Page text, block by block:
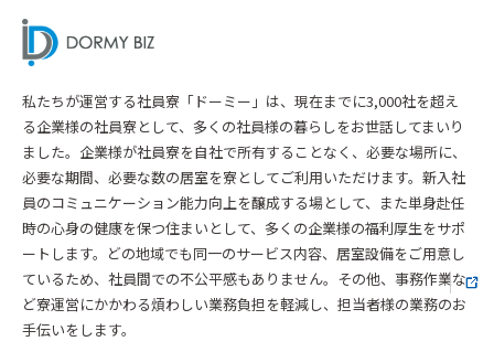
私たちが運営する社員寮「ドーミー」は、現在までに3,000社を超え
る企業様の社員寮として、多くの社員様の暮らしをお世話してまいり
ました。企業様が社員寮を自社で所有することなく、必要な場所に、
必要な期間、必要な数の居室を寮としてご利用いただけます。新入社
員のコミュニケーション能力向上を醸成する場として、また単身赴任
時の心身の健康を保つ住まいとして、多くの企業様の福利厚生をサポ
ートします。どの地域でも同一のサービス内容、居室設備をご用意し
ているため、社員間での不公平感もありません。その他、事務作業な
ど寮運営にかかわる煩わしい業務負担を軽減し、担当者様の業務のお
手伝いをします。